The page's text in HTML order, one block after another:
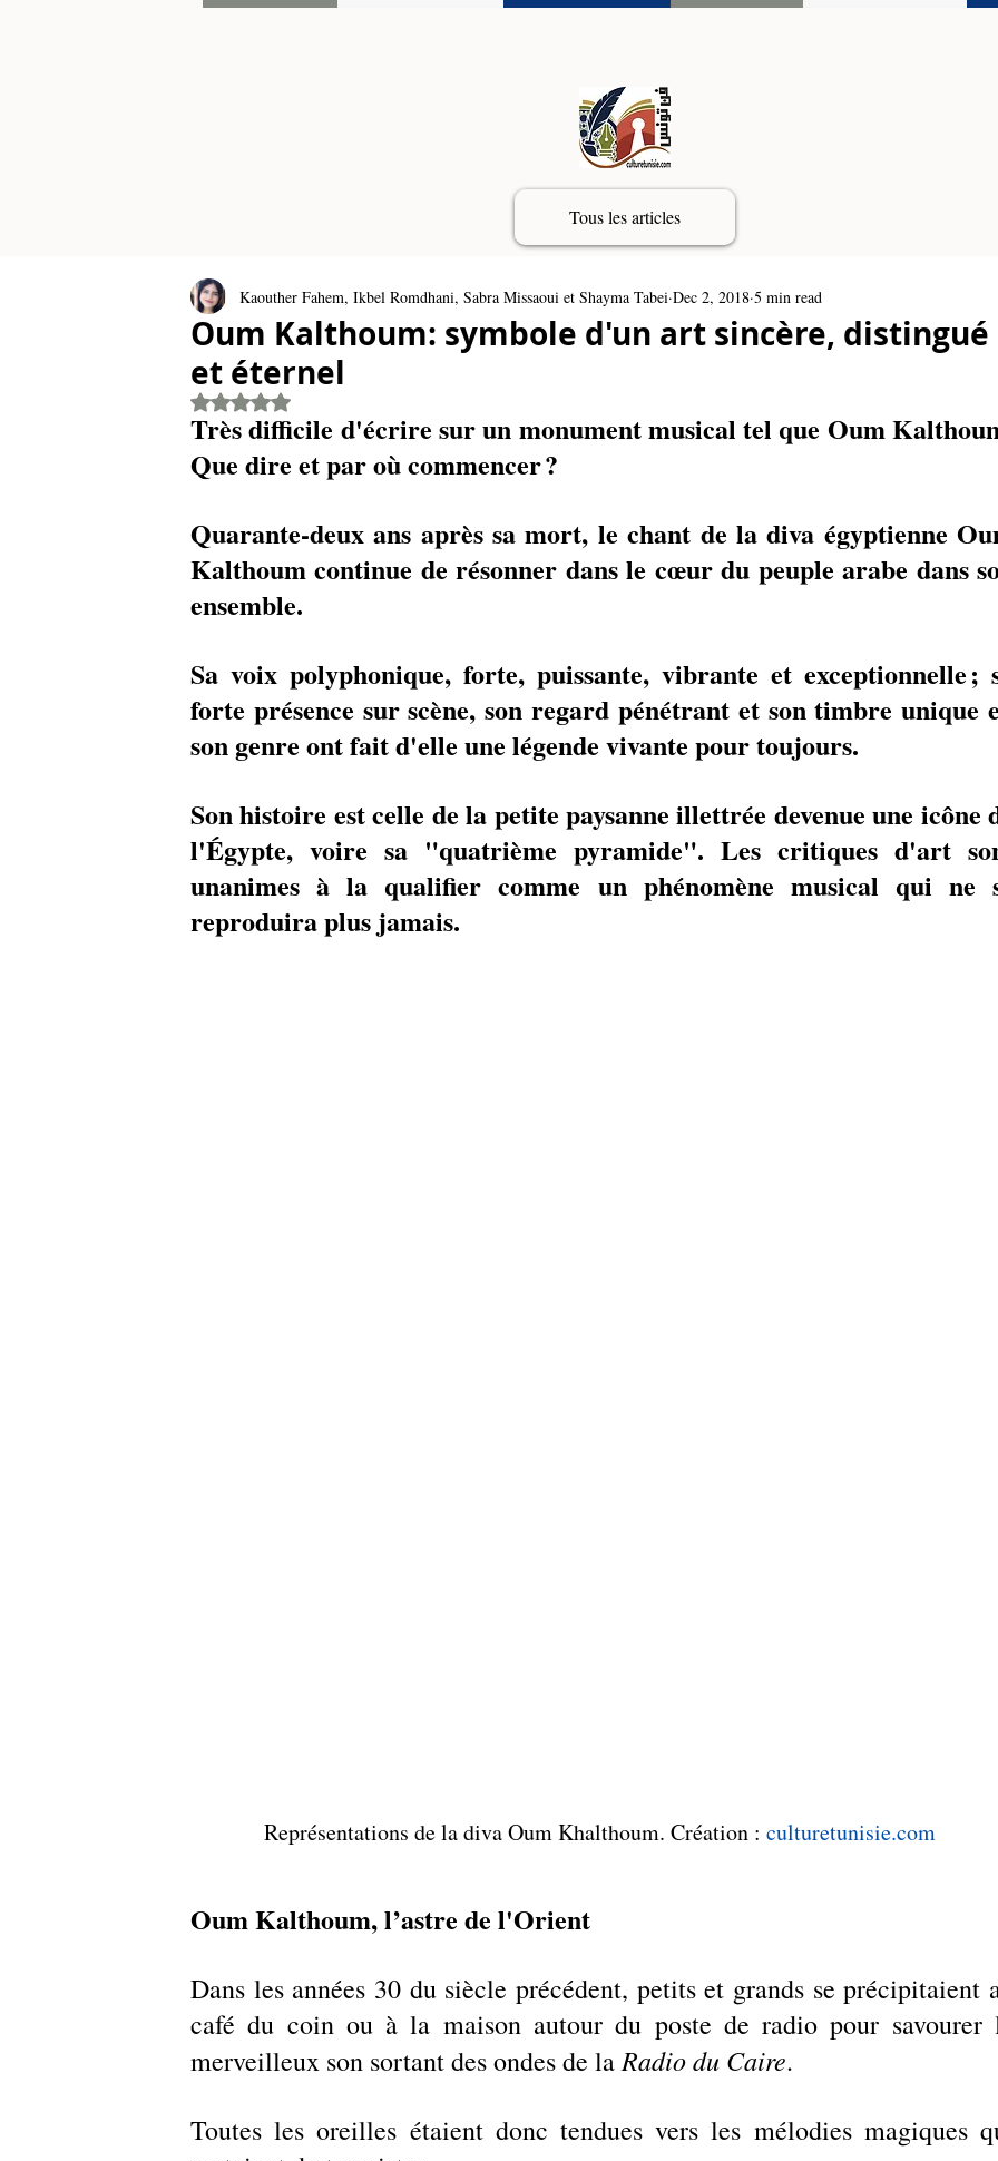
Tous les articles
Oum Kalthoum: symbole d'un art sincère, distingué
et éternel
Kaouther Fahem, Ikbel Romdhani, Sabra Missaoui et Shayma Tabei Dec 2, 2018 5 min read
Rated NaN out of 5 stars.
Très difficile d'écrire sur un monument musical tel que Oum
Que dire et par où commencer ?
Quarante-deux ans après sa mort, le chant de la diva égyptienne
Kalthoum continue de résonner dans le cœur du peuple arabe dans
ensemble.
Sa voix polyphonique, forte, puissante, vibrante et exceptionnelle ;
forte présence sur scène, son regard pénétrant et son timbre unique
son genre ont fait d'elle une légende vivante pour toujours.
Son histoire est celle de la petite ­paysanne illettrée devenue une icône
l'Égypte, voire sa "quatrième pyramide". Les critiques d'art
unanimes à la qualifier comme un phénomène musical qui ne
reproduira plus jamais.
Représentations de la diva Oum Khalthoum. Création : culturetunisie.com
Oum Kalthoum, l’astre de l'Orient
Dans les années 30 du siècle précédent, petits et grands se précipitaient
café du coin ou à la maison autour du poste de radio pour savourer
merveilleux son sortant des ondes de la Radio du Caire.
Toutes les oreilles étaient donc tendues vers les mélodies magiques